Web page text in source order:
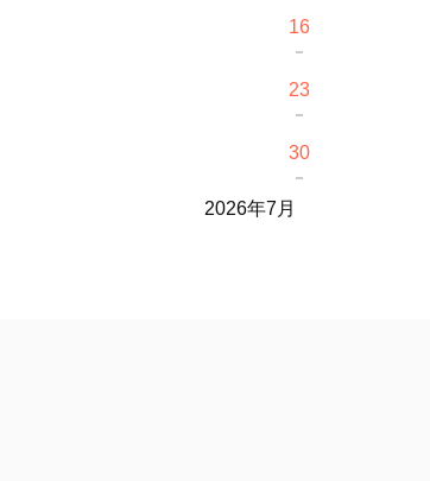
16
－
23
－
30
－
2026年7月